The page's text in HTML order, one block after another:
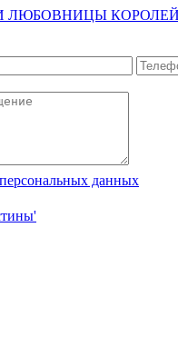
ЛЮБОВНИЦЫ
персональных данных